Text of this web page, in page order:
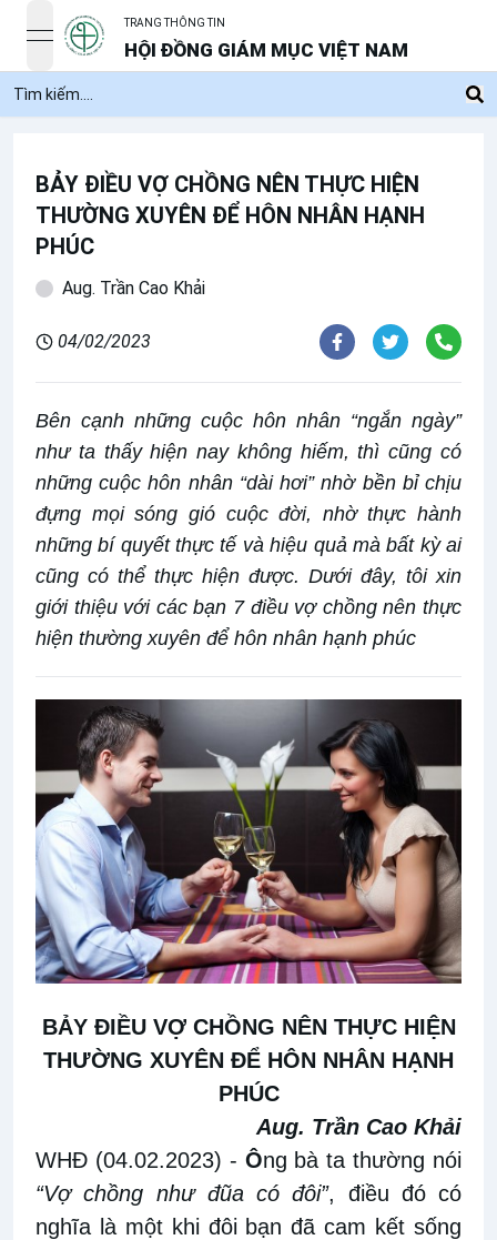
open navigation menu
TRANG THÔNG TIN
HỘI ĐỒNG GIÁM MỤC VIỆT NAM
BẢY ĐIỀU VỢ CHỒNG NÊN THỰC HIỆN
THƯỜNG XUYÊN ĐỂ HÔN NHÂN HẠNH
PHÚC
Aug. Trần Cao Khải
04/02/2023
Bên cạnh những cuộc hôn nhân “ngắn ngày”
như ta thấy hiện nay không hiếm, thì cũng có
những cuộc hôn nhân “dài hơi” nhờ bền bỉ chịu
đựng mọi sóng gió cuộc đời, nhờ thực hành
những bí quyết thực tế và hiệu quả mà bất kỳ ai
cũng có thể thực hiện được. Dưới đây, tôi xin
giới thiệu với các bạn 7 điều vợ chồng nên thực
hiện thường xuyên để hôn nhân hạnh phúc
BẢY ĐIỀU VỢ CHỒNG NÊN THỰC HIỆN
THƯỜNG XUYÊN ĐỂ HÔN NHÂN HẠNH
PHÚC
Aug. Trần Cao Khải
WHĐ (04.02.2023) - Ông bà ta thường nói
“Vợ chồng như đũa có đôi”, điều đó có
nghĩa là một khi đôi bạn đã cam kết sống